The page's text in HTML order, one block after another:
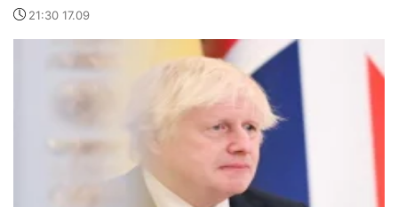
21:30 17.09